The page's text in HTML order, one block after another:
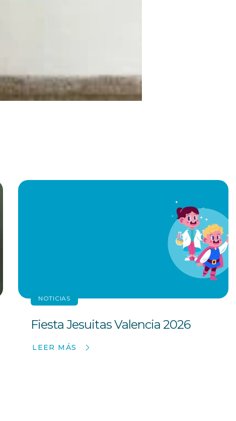
NOTICIAS
Fiesta Jesuitas Valencia 2026
LEER MÁS